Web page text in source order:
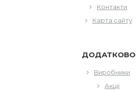
Контакти
Карта сайту
ДОДАТКОВО
Виробники
Акції